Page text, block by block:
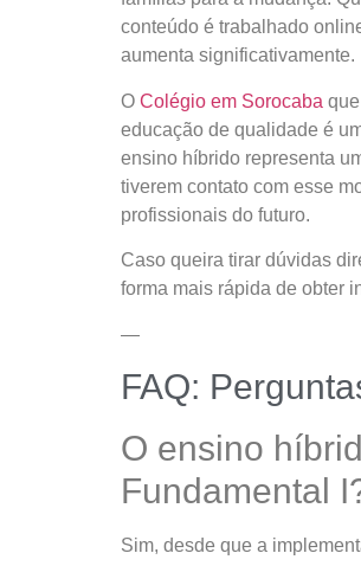
conteúdo é trabalhado
aumenta significativamente.
O Colégio em Sorocaba
educação de qualidade é
ensino híbrido representa
tiverem contato com esse
profissionais do futuro.
Caso queira tirar dúvidas
forma mais rápida de obter
—
FAQ:
O ensino
Fundamental
Sim, desde que a